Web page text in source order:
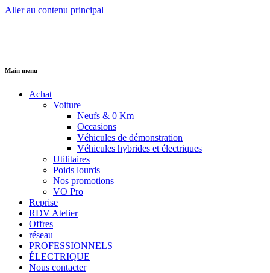
Aller au contenu principal
Main menu
Achat
Voiture
Neufs & 0 Km
Occasions
Véhicules de démonstration
Véhicules hybrides et électriques
Utilitaires
Poids lourds
Nos promotions
VO Pro
Reprise
RDV Atelier
Offres
réseau
PROFESSIONNELS
ÉLECTRIQUE
Nous contacter